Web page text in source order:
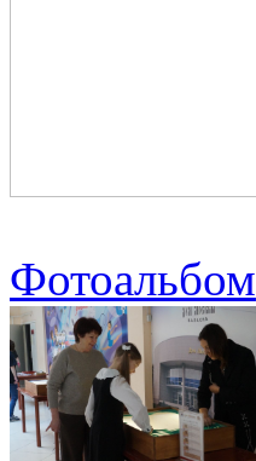
Фотоальбом